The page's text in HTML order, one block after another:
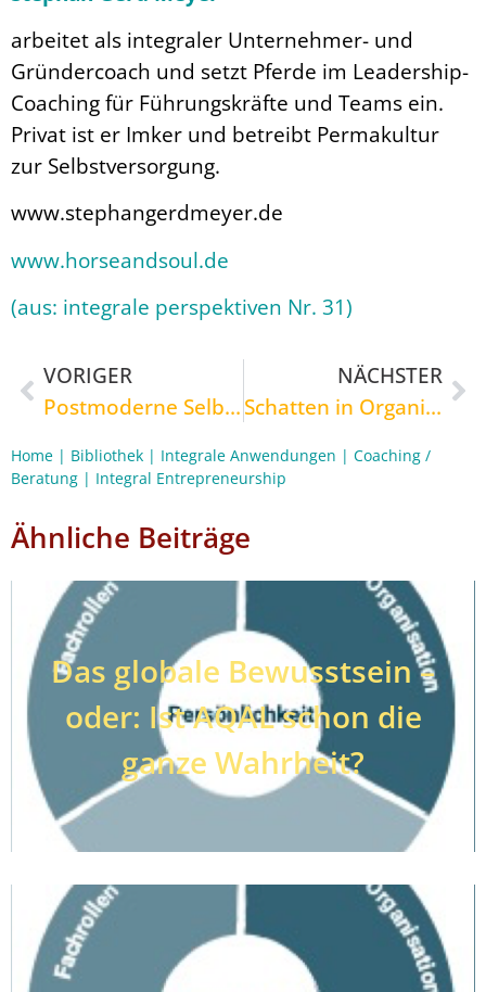
arbeitet als integraler Unternehmer- und
Gründercoach und setzt Pferde im Leadership-
Coaching für Führungskräfte und Teams ein.
Privat ist er Imker und betreibt Permakultur
zur Selbstversorgung.
www.stephangerdmeyer.de
www.horseandsoul.de
(aus: integrale perspektiven Nr. 31)
VORIGER
Postmoderne Selbständigkeit
NÄCHSTER
Schatten in Organisationen
Home | Bibliothek | Integrale Anwendungen | Coaching /
Beratung | Integral Entrepreneurship
Ähnliche Beiträge
Das globale Bewusstsein –
oder: Ist AQAL schon die
ganze Wahrheit?